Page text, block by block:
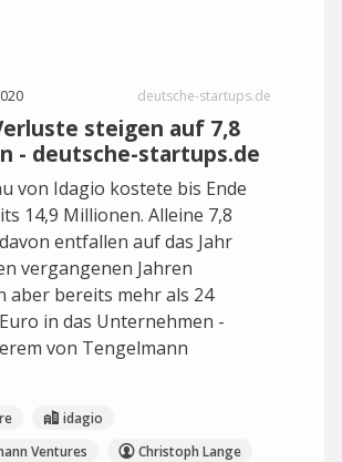
deutsche-startups.de
steigen auf 7,8
- deutsche-startups.de
von Idagio kostete bis Ende
14,9 Millionen. Alleine 7,8
entfallen auf das Jahr
vergangenen Jahren
aber bereits mehr als 24
in das Unternehmen -
von Tengelmann
idagio
Ventures
Christoph Lange